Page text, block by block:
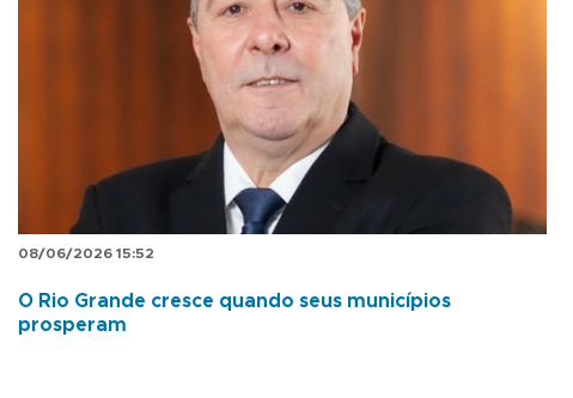
08/06/2026 15:52
O Rio Grande cresce quando seus municípios
prosperam